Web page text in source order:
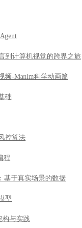
到计算机视觉的跨界之旅
频-Manim科学动画篇
础
控算法
程
基于真实场景的数据
型
构与实践